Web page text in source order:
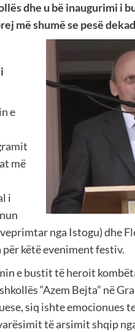
dhe u bë inaugurimi i
më shumë se pesë
e
më
i
nga Istogu) dhe
këtë eveniment festiv.
e bustit të heroit
“Azem Bejta” në
siq ishte emocionues
të arsimit shqip